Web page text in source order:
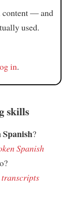
content — and
used.
in.
skills
?
Spanish